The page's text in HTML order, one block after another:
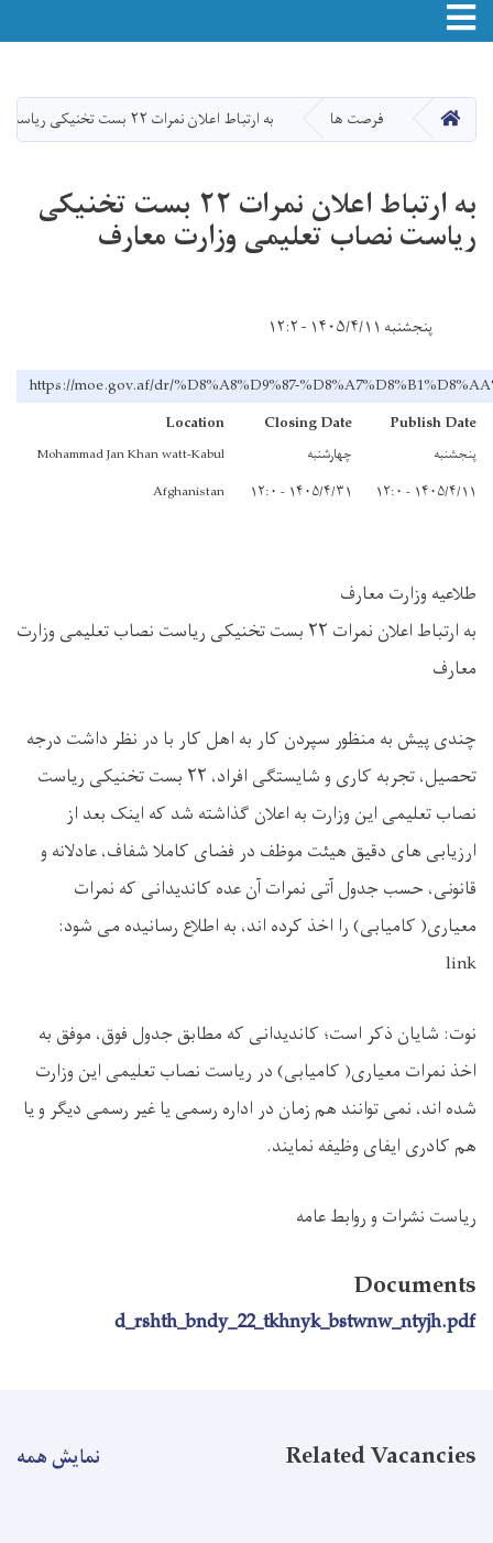
main
content
Toggle navigation
صفحه اصلیفرصت ها به ارتباط اعلان نمرات ۲۲ بست تخنیکی ریاست نصاب تعلیمی وزارت معارف
به ارتباط اعلان نمرات ۲۲ بست تخنیکی
ریاست نصاب تعلیمی وزارت معارف
پنجشنبه ۱۴۰۵/۴/۱۱ - ۱۲:۲
https://moe.gov.af/dr/%D8%A8%D9%87-
Publish Date
پنجشنبه
۱۴۰۵/۴/۱۱ - ۱۲:۰
Closing Date
چهارشنبه
۱۴۰۵/۴/۳۱ - ۱۲:۰
Location
Mohammad Jan Khan watt-Kabul
Afghanistan
طلاعیه وزارت معارف
به ارتباط اعلان نمرات ۲۲ بست تخنیکی ریاست نصاب تعلیمی وزارت
معارف
چندی پیش به منظور سپردن کار به اهل کار با در نظر داشت درجه
تحصیل، تجربه کاری و شایستگی افراد، ۲۲ بست تخنیکی ریاست
نصاب تعلیمی این وزارت به اعلان گذاشته شد که اینک بعد از
ارزیابی های دقیق هیئت موظف در فضای کاملا شفاف، عادلانه و
قانونی، حسب جدول آتی نمرات آن عده کاندیدانی که نمرات
معیاری( کامیابی) را اخذ کرده اند، به اطلاع رسانیده می شود:
link
نوت: شایان ذکر است؛ کاندیدانی که مطابق جدول فوق، موفق به
اخذ نمرات معیاری( کامیابی) در ریاست نصاب تعلیمی این وزارت
شده اند، نمی توانند هم زمان در اداره رسمی یا غیر رسمی دیگر و یا
هم کادری ایفای وظیفه نمایند.
ریاست نشرات و روابط عامه
Documents
d_rshth_bndy_22_tkhnyk_bstwnw_ntyjh.pdf
Related Vacancies نمایش همه